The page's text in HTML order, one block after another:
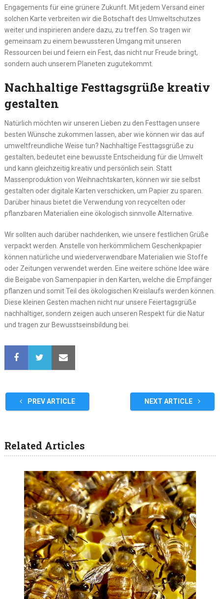
Engagements für eine grünere Zukunft. Mit jedem Versand einer
solchen Karte verbreiten wir die Botschaft des Umweltschutzes
weiter und inspirieren andere dazu, zu treffen. So tragen wir
gemeinsam zu einem bewussteren Umgang mit unseren
Ressourcen bei und feiern ein Fest, das nicht nur Freude bringt,
sondern auch unserem Planeten zugutekommt.
Nachhaltige Festtagsgrüße kreativ
gestalten
Natürlich möchten wir unseren Lieben zu den Festtagen unsere
besten Wünsche zukommen lassen, aber wie können wir das auf
umweltfreundliche Weise tun? Nachhaltige Festtagsgrüße zu
gestalten, bedeutet eine bewusste Entscheidung für die Umwelt
und kann gleichzeitig kreativ und persönlich sein. Statt
Massenproduktion von Weihnachtskarten, können wir sie selbst
gestalten oder digitale Karten verschicken, um Papier zu sparen.
Darüber hinaus bietet die Verwendung von recycelten oder
pflanzbaren Materialien eine ökologisch sinnvolle Alternative.
Wir sollten auch darüber nachdenken, wie unsere festlichen Grüße
verpackt werden. Anstelle von herkömmlichem Geschenkpapier
können natürliche und wiederverwendbare Materialien wie Stoffe
oder Zeitungen verwendet werden. Eine weitere schöne Idee wäre
die Beigabe von Samenpapier in den Karten, welche die Empfänger
pflanzen und somit Teil des ökologischen Kreislaufs werden können.
Diese kleinen Gesten machen nicht nur unsere Feiertagsgrüße
nachhaltiger, sondern zeigen auch unseren Respekt für die Natur
und tragen zur Bewusstseinsbildung bei.
PREV ARTICLE NEXT ARTICLE
Related Articles